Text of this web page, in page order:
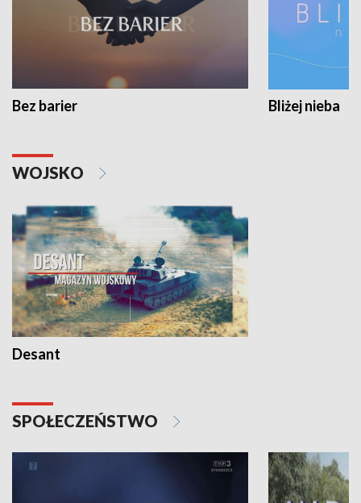
Bez barier Bliżej nieba
WOJSKO
Desant
SPOŁECZEŃSTWO